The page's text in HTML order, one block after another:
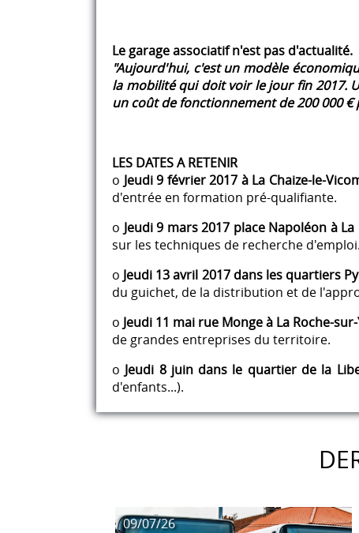
Le garage associatif n'est pas d'actualité.
"Aujourd'hui, c'est un modèle
la mobilité qui doit voir le jour fin 2017.
un coût de fonctionnement de 200 000
LES DATES A RETENIR
o Jeudi 9 février 2017 à La Chaize-le-
d'entrée en formation pré-qualifiante.
o Jeudi 9 mars 2017 place Napoléon à La
sur les techniques de recherche d'emploi.
o Jeudi 13 avril 2017 dans les quartiers
du guichet, de la distribution et de
o Jeudi 11 mai rue Monge à La Roche-
de grandes entreprises du territoire.
o Jeudi 8 juin dans le quartier de la
d'enfants...).
09/07/26